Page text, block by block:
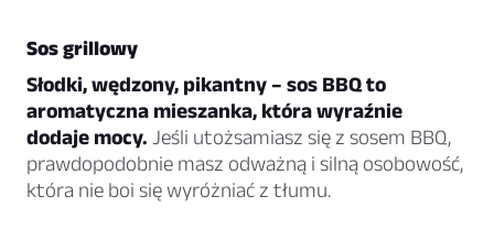
Sos grillowy
Słodki, wędzony, pikantny – sos BBQ to
aromatyczna mieszanka, która wyraźnie
dodaje mocy. Jeśli utożsamiasz się z sosem BBQ,
prawdopodobnie masz odważną i silną osobowość,
która nie boi się wyróżniać z tłumu.